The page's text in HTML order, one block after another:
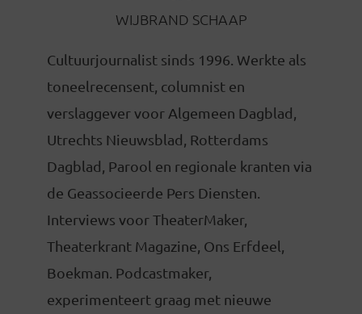
WIJBRAND SCHAAP
Cultuurjournalist sinds 1996. Werkte als
toneelrecensent, columnist en
verslaggever voor Algemeen Dagblad,
Utrechts Nieuwsblad, Rotterdams
Dagblad, Parool en regionale kranten via
de Geassocieerde Pers Diensten.
Interviews voor TheaterMaker,
Theaterkrant Magazine, Ons Erfdeel,
Boekman. Podcastmaker,
experimenteert graag met nieuwe